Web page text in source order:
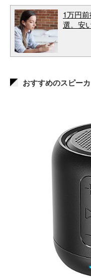
1万円
選。安
おすすめのスピー